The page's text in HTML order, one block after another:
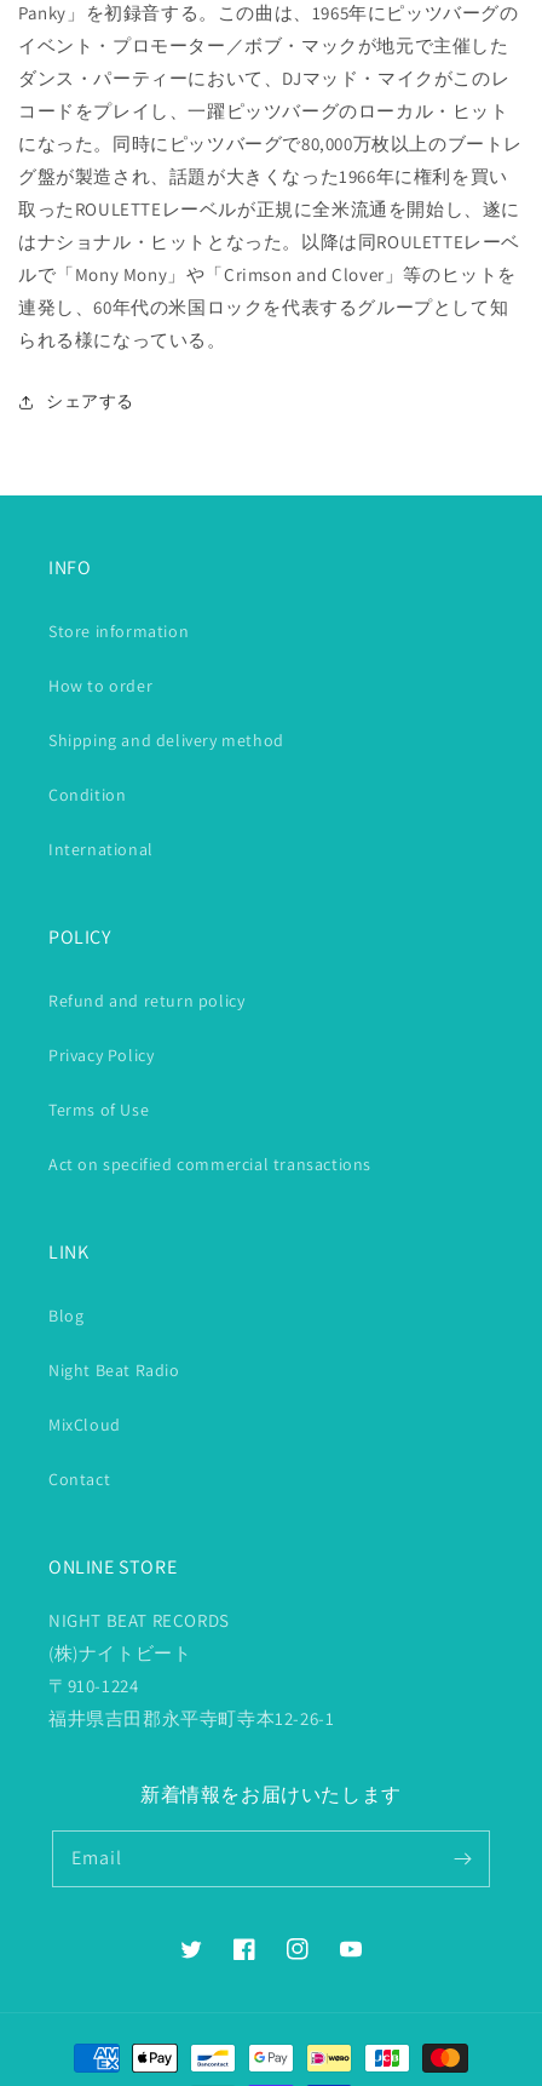
Panky」を初録音する。この曲は、1965年にピッツバーグの
イベント・プロモーター／ボブ・マックが地元で主催した
ダンス・パーティーにおいて、DJマッド・マイクがこのレ
コードをプレイし、一躍ピッツバーグのローカル・ヒット
になった。同時にピッツバーグで80,000万枚以上のブートレ
グ盤が製造され、話題が大きくなった1966年に権利を買い
取ったROULETTEレーベルが正規に全米流通を開始し、遂に
はナショナル・ヒットとなった。以降は同ROULETTEレーベ
ルで「Mony Mony」や「Crimson and Clover」等のヒットを
連発し、60年代の米国ロックを代表するグループとして知
られる様になっている。
シェアする
INFO
Store information
How to order
Shipping and delivery method
Condition
International
POLICY
Refund and return policy
Privacy Policy
Terms of Use
Act on specified commercial transactions
LINK
Blog
Night Beat Radio
MixCloud
Contact
ONLINE STORE
NIGHT BEAT RECORDS
(株)ナイトビート
〒910-1224
福井県吉田郡永平寺町寺本12-26-1
新着情報をお届けいたします
Email
TwitterFacebookInstagramYouTube
Payment
methods